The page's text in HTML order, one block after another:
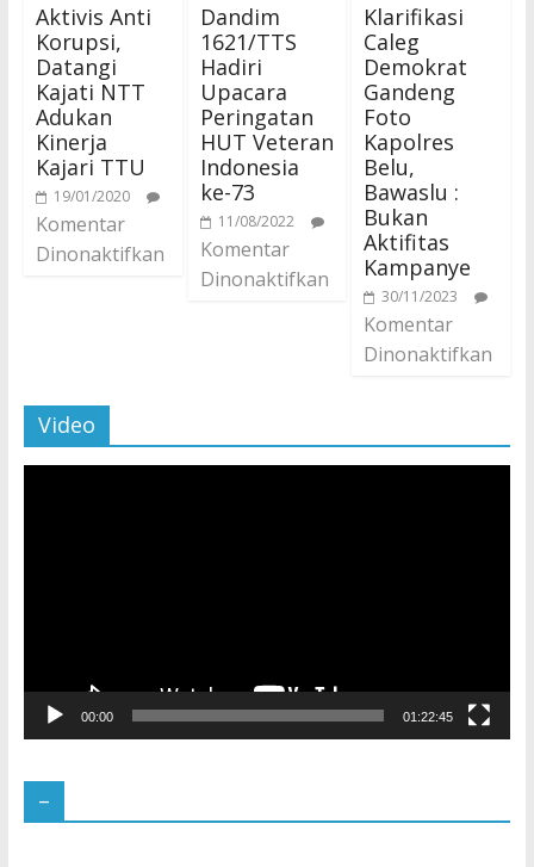
Aktivis Anti
Korupsi,
Datangi
Kajati NTT
Adukan
Kinerja
Kajari TTU
19/01/2020
Komentar
Dinonaktifkan
Dandim
1621/TTS
Hadiri
Upacara
Peringatan
HUT Veteran
Indonesia
ke-73
11/08/2022
Komentar
Dinonaktifkan
Klarifikasi
Caleg
Demokrat
Gandeng
Foto
Kapolres
Belu,
Bawaslu :
Bukan
Aktifitas
Kampanye
30/11/2023
Komentar
Dinonaktifkan
Video
00:00 01:22:45
–